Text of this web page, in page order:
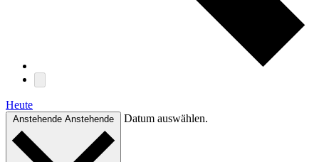
Heute
Anstehende Anstehende Datum auswählen.